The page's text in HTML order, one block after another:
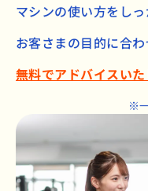
マシンの使い方をしっ
お客さまの目的に合
無料でアドバイスいた
※